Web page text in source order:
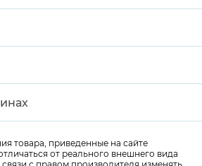
товара, приведенные на сайте
от реального внешнего вида